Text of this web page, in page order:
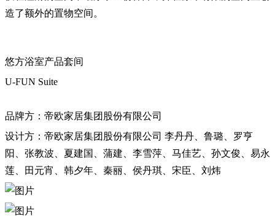
造了额外的置物空间。
悠方浴室产品套间
U-FUN Suite
品牌方：帝欧家居集团股份有限公司
设计方：帝欧家居集团股份有限公司 李丹丹、鲁璐、罗亨
阳、张教波、夏建国、蒲建、李雪萍、马佳艺、孙文俊、易永
莲、田元宵、韩夕年、秦丽、侯丹琪、宋臣、刘炜